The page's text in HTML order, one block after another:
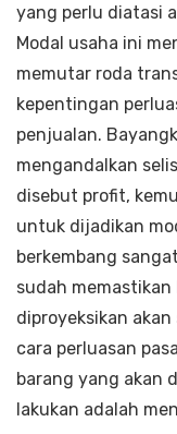
yang perlu diatasi
Modal usaha ini
memutar roda
kepentingan
penjualan.
mengandalkan
disebut profit,
untuk dijadikan
berkembang
sudah
diproyeksikan
cara perluasan
barang yang akan
lakukan adalah